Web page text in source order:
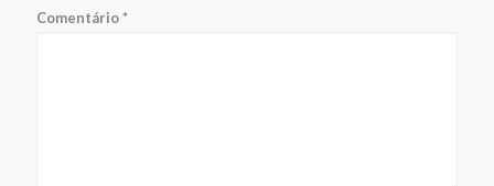
Comentário*